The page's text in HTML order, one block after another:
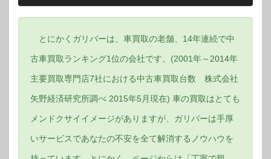
とにかくガリバーは、車買取の老舗、14年連続で中
古車買取ランキング1位の会社です。(2001年～2014年
主要買取専門店7社における中古車買取台数 株式会社
矢野経済研究所調べ 2015年5月現在) 車の買取はとても
メンドクサイイメージがありますが、ガリバーは手厚
いサービスであなたの不安を全て解消するノウハウを